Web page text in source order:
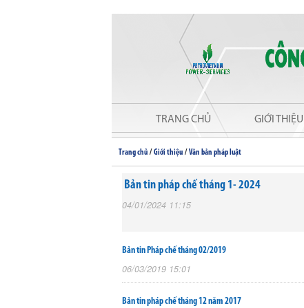
TRANG CHỦ GIỚI THIỆU
Trang chủ / Giới thiệu /Văn bản pháp luật
Bản tin pháp chế tháng 1- 2024
04/01/2024 11:15
Bản tin Pháp chế tháng 02/2019
06/03/2019 15:01
Bản tin pháp chế tháng 12 năm 2017